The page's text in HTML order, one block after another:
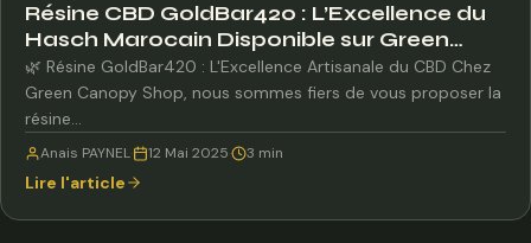
Résine CBD GoldBar420 : L’Excellence du
Hasch Marocain Disponible sur Green
Canopy Shop
🌿 Résine GoldBar420 : L'Excellence Artisanale du CBD Chez
Green Canopy Shop, nous sommes fiers de vous proposer la
résine…
Anais PAYNEL 12 Mai 2025 3 min
Lire l'article